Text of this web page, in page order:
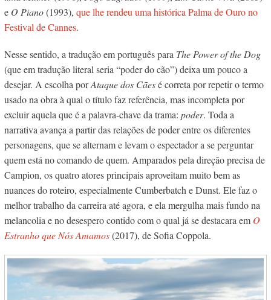
e O Piano(1993), que lhe rendeu uma histórica Palma de Ouro no
Festival de Cannes.
Nesse sentido, a tradução em português para The Power of the Dog
(que em tradução literal seria “poder do cão”) deixa um pouco a
desejar. A escolha porAtaque dos Cãesé correta por repetir o termo
usado na obra à qual o título faz referência, mas incompleta por
excluir aquela que é a palavra-chave da trama: poder. Toda a
narrativa avança a partir das relações de poder entre os diferentes
personagens, que se alternam e levam o espectador a se perguntar
quem está no comando de quem. Amparados pela direção precisa de
Campion, os quatro atores principais aproveitam muito bem as
nuances do roteiro, especialmente Cumberbatch e Dunst. Ele faz o
melhor trabalho da carreira até agora, e ela mergulha mais fundo na
melancolia e no desespero contido com o qual já se destacara em O
Estranho que Nós Amamos(2017), de Sofia Coppola.